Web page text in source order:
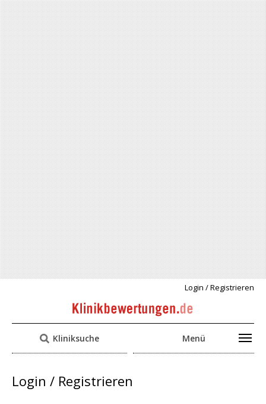
Login / Registrieren
Kliniksuche Menü
Login / Registrieren